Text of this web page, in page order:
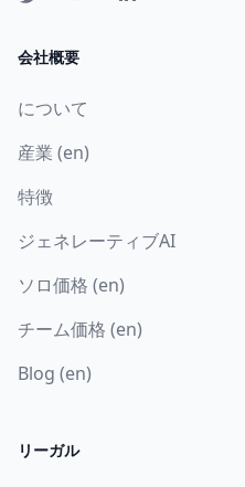
会社概要
について
産業 (en)
特徴
ジェネレーティブAI
ソロ価格 (en)
チーム価格 (en)
Blog (en)
リーガル